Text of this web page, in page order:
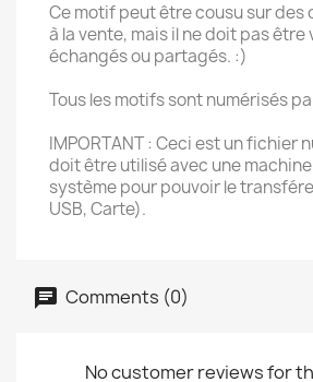
Ce motif peut être cousu sur des
à la vente, mais il ne doit pas être
échangés ou partagés. :)
Tous les motifs sont numérisés
IMPORTANT : Ceci est un fichier
doit être utilisé avec une
système pour pouvoir le
USB, Carte).
Comments (0)
No customer reviews for